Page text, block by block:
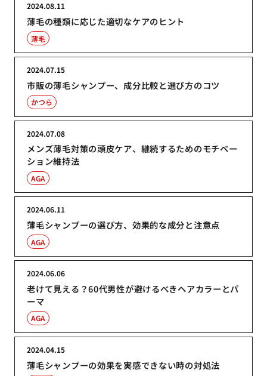
薄毛の種類に応じた適切なケアのヒント
2024.08.11
薄毛
市販の薄毛シャンプー、成分比較と選び方のコツ
2024.07.15
かつら
メンズ薄毛対策の頭皮ケア、継続するためのモチベー
ション維持法
2024.07.08
AGA
薄毛シャンプーの選び方、効果的な成分と注意点
2024.06.11
AGA
老けて見える？60代男性が避けるべきヘアカラーとパ
ーマ
2024.06.06
AGA
薄毛シャンプーの効果を実感できない時の対処法
2024.04.15